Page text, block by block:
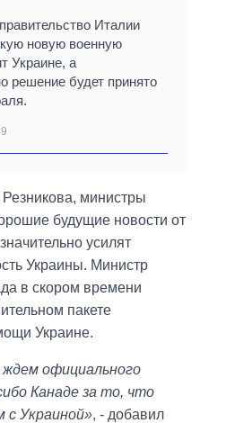
Италии
новую военную
Украине, а
решение будет принято
министры
будущие новости от
усилят
Украины. Министр
в скором времени
пакете
Украине.
официального
Канаде за то, что
с Украиной», - добавил